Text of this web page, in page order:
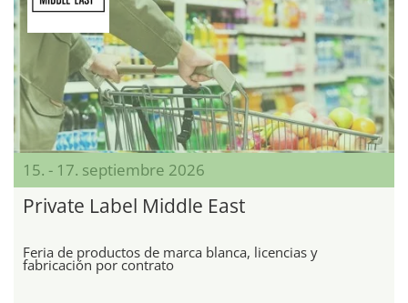
15. - 17. septiembre 2026
Private Label Middle East
Feria de productos de marca blanca, licencias y
fabricación por contrato